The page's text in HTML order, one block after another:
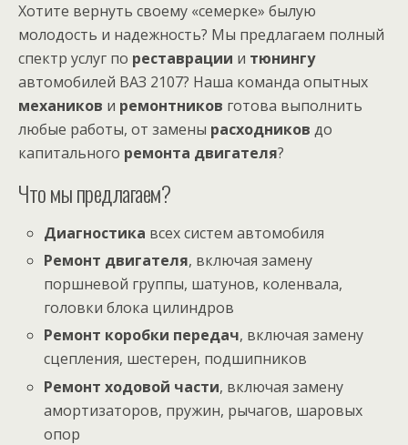
Хотите вернуть своему «семерке» былую
молодость и надежность? Мы предлагаем полный
спектр услуг по реставрации и тюнингу
автомобилей ВАЗ 2107? Наша команда опытных
механиков и ремонтников готова выполнить
любые работы, от замены расходников до
капитального ремонта двигателя?
Что мы предлагаем?
Диагностика всех систем автомобиля
Ремонт двигателя, включая замену
поршневой группы, шатунов, коленвала,
головки блока цилиндров
Ремонт коробки передач, включая замену
сцепления, шестерен, подшипников
Ремонт ходовой части, включая замену
амортизаторов, пружин, рычагов, шаровых
опор